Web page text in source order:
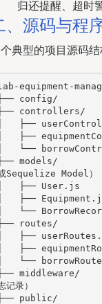
归还提醒、超时
、源码与程
典型的项目源码结
equipment-
config/
controllers/
├──
├──
└──
models/
Sequelize Model）
├── User.js
├──
└──
routes/
├──
├──
└──
middleware/
记录）
public/